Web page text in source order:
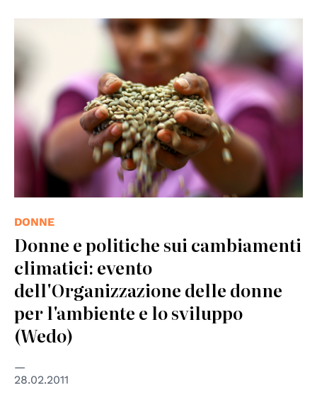
DONNE
Donne e politiche sui cambiamenti
climatici: evento
dell'Organizzazione delle donne
per l'ambiente e lo sviluppo
(Wedo)
28.02.2011